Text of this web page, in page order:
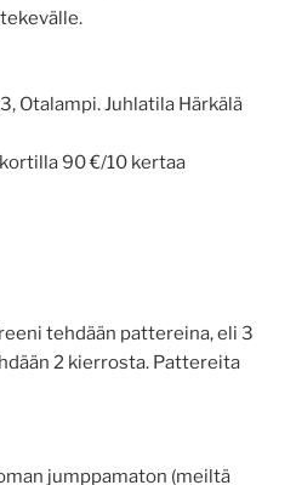
Otalampi. Juhlatila Härkälä
90 €/10 kertaa
tehdään pattereina, eli 3
2 kierrosta. Pattereita
jumppamaton (meiltä